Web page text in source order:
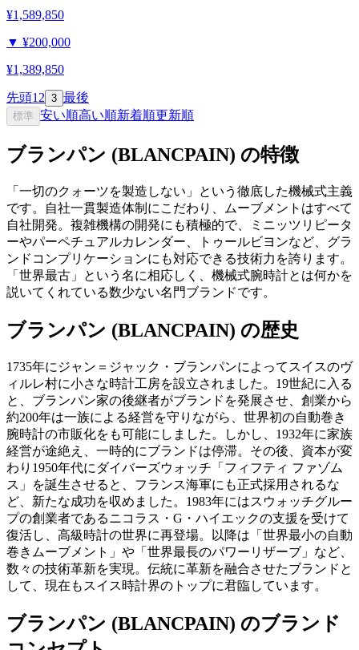
¥1,589,850
▼ ¥200,000
¥1,389,850
先頭1 2 3 最後
標準 安い順高い順新着順更新順
ブランパン (BLANCPAIN) の特徴
「一切のクォーツを製造しない」という徹底した機械式主義
です。自社一貫製造体制にこだわり、ムーブメントはすべて
自社開発。複雑機構の開発にも積極的で、ミニッツリピータ
ーやパーペチュアルカレンダー、トゥールビヨンなど、グラ
ンドコンプリケーションにも対応できる技術力を誇ります。
「世界最古」という名に相応しく、機械式腕時計とは何かを
説いてくれている数少ない名門ブランドです。
ブランパン (BLANCPAIN) の歴史
1735年にジャン＝ジャック・ブランパンによってスイスのヴ
ィルレ村に小さな時計工房を設立されました。19世紀に入る
と、ブランパン家の後継者がブランドを発展させ、創業から
約200年は一族による経営を守りながら、世界初の自動巻き
腕時計の市販化をも可能にしました。しかし、1932年に家族
経営が途絶え、一時的にブランドは停滞。その後、資本が変
わり1950年代にダイバーズウォッチ「フィフティ ファゾム
ス」を誕生させると、フランス海軍にも正式採用されるな
ど、新たな成功を収めました。1983年にはスウォッチグルー
プの創業者であるニコラス・G・ハイエックの支援を受けて
復活し、高級時計の世界に再登場。以降は「世界最小の自動
巻きムーブメント」や「世界最長のパワーリザーブ」など、
数々の技術革新を実現。伝統に革新を融合させたブランドと
して、現在もスイス時計界のトップに君臨しています。
ブランパン (BLANCPAIN) のブランド